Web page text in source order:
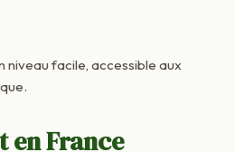
niveau facile, accessible aux
en France